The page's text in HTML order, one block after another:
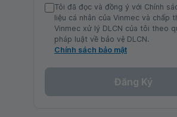
Tôi đã đọc và đồng ý với Chính
liệu cá nhân của Vinmec và chấp
Vinmec xử lý DLCN của tôi theo
pháp luật về bảo vệ DLCN.
Chính sách bảo mật
Đăng Ký